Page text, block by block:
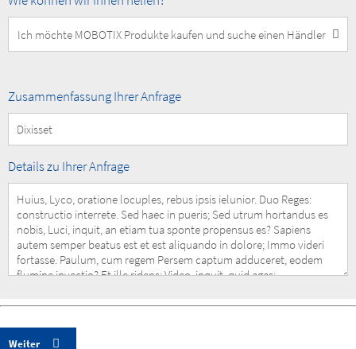
help
you?
Summary
Request
Zusammenfassung Ihrer Anfrage
Details
Request
Details zu Ihrer Anfrage